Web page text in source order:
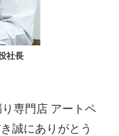
社長
専門店 アートペ
誠にありがとう